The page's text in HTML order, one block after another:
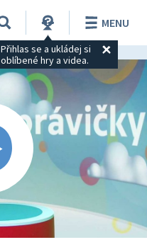
Přihlas se a ukládej si
oblíbené hry a videa.
MENU